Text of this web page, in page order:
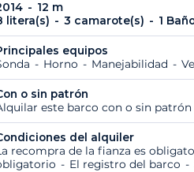
12 m
litera(s)
3 camarote(s) 1
equipos
Horno Manejabilidad
o sin patrón
este barco con o sin patrón
del alquiler
recompra de la fianza es
El registro del barco